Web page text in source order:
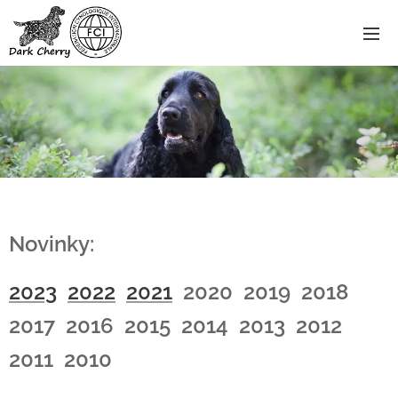
Novinky:
2023 2022 2021 2020 2019 2018
2017 2016 2015 2014 2013 2012
2011 2010